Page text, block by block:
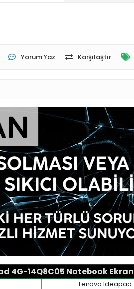
Yorum Yaz Karşılaştır
4G-14Q8C05 Notebook
Lenovo Ideapad